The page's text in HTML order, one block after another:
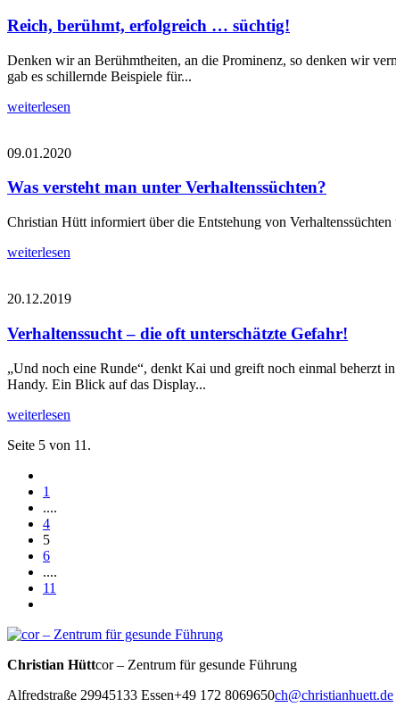
Reich, berühmt, erfolgreich … süchtig!
Denken wir an Berühmtheiten, an die Prominenz, so denken wir
gab es schillernde Beispiele für...
weiterlesen
09.01.2020
Was versteht man unter Verhaltenssüchten?
Christian Hütt informiert über die Entstehung von
weiterlesen
20.12.2019
Verhaltenssucht – die oft unterschätzte Gefahr!
„Und noch eine Runde“, denkt Kai und greift noch einmal beherzt
Handy. Ein Blick auf das Display...
weiterlesen
Seite 5 von 11.
1
....
4
5
6
....
11
Christian Hüttcor – Zentrum für gesunde Führung
Alfredstraße 29945133 Essen+49 172 8069650ch@christianhuett.de